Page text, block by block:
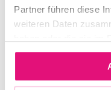
Partner führen diese
weiteren Daten
gesammelt haben.
Gesellschaftsspiele
da, aber du kannst
vorstellen.